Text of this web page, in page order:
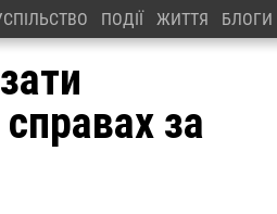
ПОДІЇ ЖИТТЯ БЛОГИ
за